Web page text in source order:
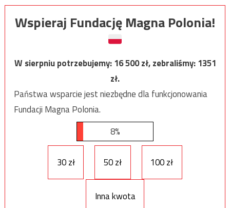
Wspieraj Fundację Magna Polonia!
W sierpniu potrzebujemy:16 500zł, zebraliśmy:1351
zł.
Państwa wsparcie jest niezbędne dla funkcjonowania
Fundacji Magna Polonia.
8%
30 zł 50 zł 100 zł
Inna kwota